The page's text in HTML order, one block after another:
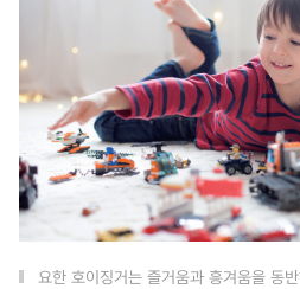
요한 호이징거는 즐거움과 흥겨움을 동